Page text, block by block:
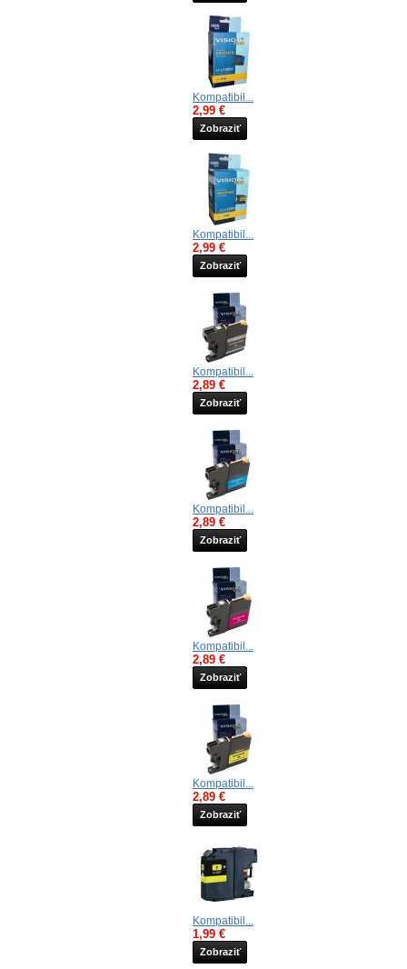
Kompatibil...
2,99 €
Zobraziť
Kompatibil...
2,99 €
Zobraziť
Kompatibil...
2,89 €
Zobraziť
Kompatibil...
2,89 €
Zobraziť
Kompatibil...
2,89 €
Zobraziť
Kompatibil...
2,89 €
Zobraziť
Kompatibil...
1,99 €
Zobraziť